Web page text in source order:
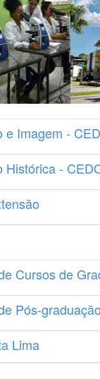
e Imagem -
Histórica -
Cursos de
Pós-
Lima